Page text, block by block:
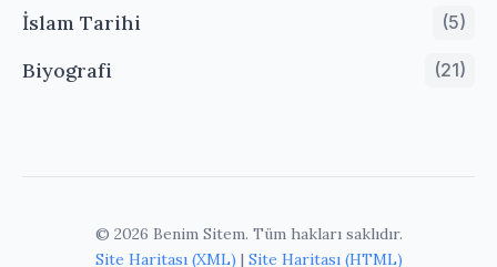
İslam Tarihi (5)
Biyografi (21)
© 2026 Benim Sitem. Tüm hakları saklıdır.
Site Haritası (XML) | Site Haritası (HTML)